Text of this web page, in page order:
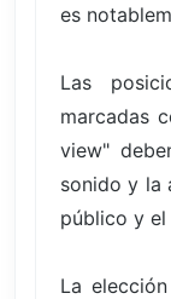
es
Las
marcadas
view"
sonido y la
público y el
La